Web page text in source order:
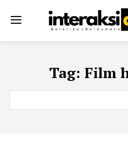
Tag: Film